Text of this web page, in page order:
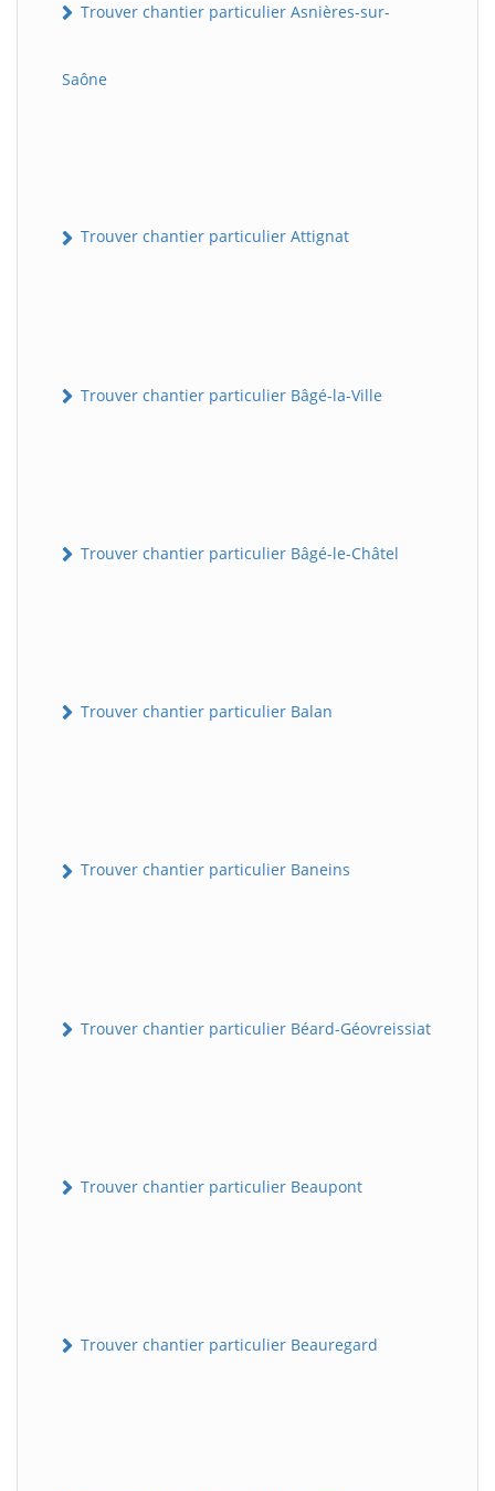
Trouver chantier particulier Asnières-sur-
Saône
Trouver chantier particulier Attignat
Trouver chantier particulier Bâgé-la-Ville
Trouver chantier particulier Bâgé-le-Châtel
Trouver chantier particulier Balan
Trouver chantier particulier Baneins
Trouver chantier particulier Béard-Géovreissiat
Trouver chantier particulier Beaupont
Trouver chantier particulier Beauregard